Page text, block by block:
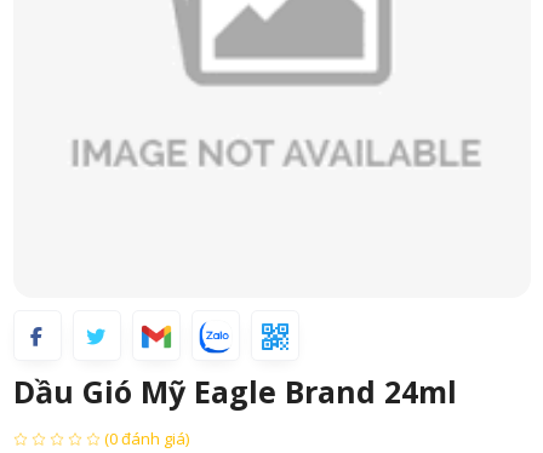
Dầu Gió Mỹ Eagle Brand 24ml
(0 đánh giá)